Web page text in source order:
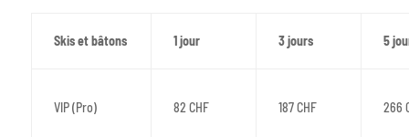
Skis et bâtons 1 jour 3 jours 5
VIP (Pro) 82 CHF 187 CHF 266